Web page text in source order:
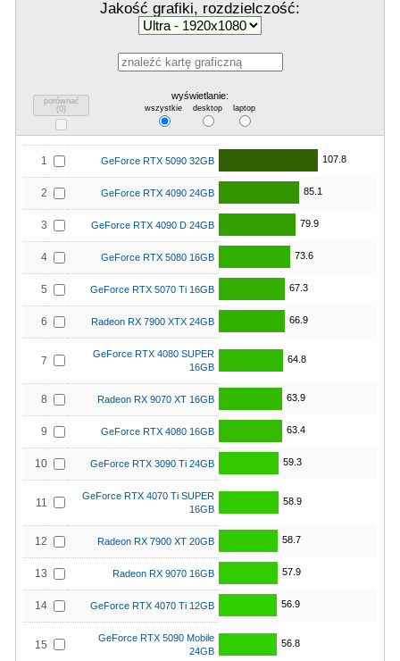
Jakość grafiki, rozdzielczość:
porównać
(0)
wyświetlanie:
wszystkie desktop laptop
1 GeForce RTX 5090 32GB 107.8
2 GeForce RTX 4090 24GB 85.1
3 GeForce RTX 4090 D 24GB 79.9
4 GeForce RTX 5080 16GB 73.6
5 GeForce RTX 5070 Ti 16GB 67.3
6 Radeon RX 7900 XTX 24GB 66.9
7
GeForce RTX 4080 SUPER
16GB
64.8
8 Radeon RX 9070 XT 16GB 63.9
9 GeForce RTX 4080 16GB 63.4
10 GeForce RTX 3090 Ti 24GB 59.3
11
GeForce RTX 4070 Ti SUPER
16GB
58.9
12 Radeon RX 7900 XT 20GB 58.7
13 Radeon RX 9070 16GB 57.9
14 GeForce RTX 4070 Ti 12GB 56.9
15
GeForce RTX 5090 Mobile
24GB
56.8